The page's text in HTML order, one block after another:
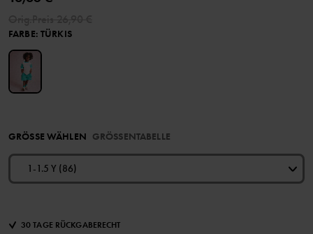
FARBE: TÜRKIS
GRÖSSE WÄHLEN GRÖSSENTABELLE
1-1.5 Y (86)
30 TAGE RÜCKGABERECHT